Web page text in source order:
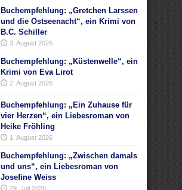
Buchempfehlung: „Gretchen Larssen
und die Ostseenacht“, ein Krimi von
B.C. Schiller
3. August 2026
Buchempfehlung: „Küstenwelle“, ein
Krimi von Eva Lirot
2. August 2026
Buchempfehlung: „Ein Zuhause für
vier Herzen“, ein Liebesroman von
Heike Fröhling
1. August 2026
Buchempfehlung: „Zwischen damals
und uns“, ein Liebesroman von
Josefine Weiss
29. Juli 2026